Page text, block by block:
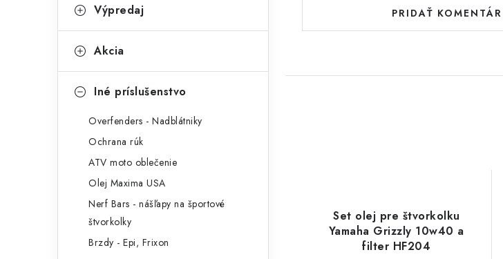
Výpredaj
Akcia
Iné príslušenstvo
Overfenders - Nadblátniky
Ochrana rúk
ATV moto oblečenie
Olej Maxima USA
Nerf Bars - nášľapy na športové
štvorkolky
Brzdy - Epi, Frixon
PRIDAŤ KOMENTÁR
Set olej pre štvorkolku
Yamaha Grizzly 10w40 a
filter HF204